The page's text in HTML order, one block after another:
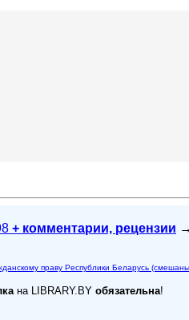
+ комментарии, рецензии →
праву Республики Беларусь
на LIBRARY.BY обязательна!